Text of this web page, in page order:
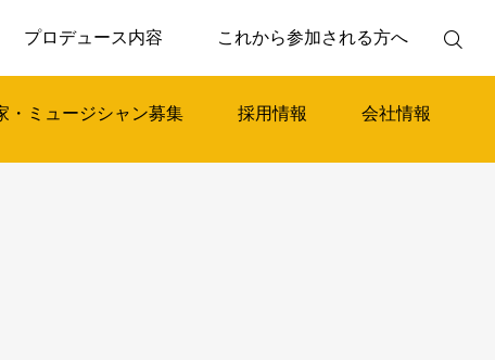
プロデュース内容 これから参加される方へ
・ミュージシャン募集 採用情報 会社情報